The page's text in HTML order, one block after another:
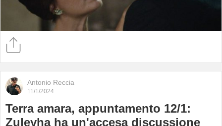
Antonio Reccia
11/1/2024
Terra amara, appuntamento 12/1:
Zuleyha ha un'accesa discussione